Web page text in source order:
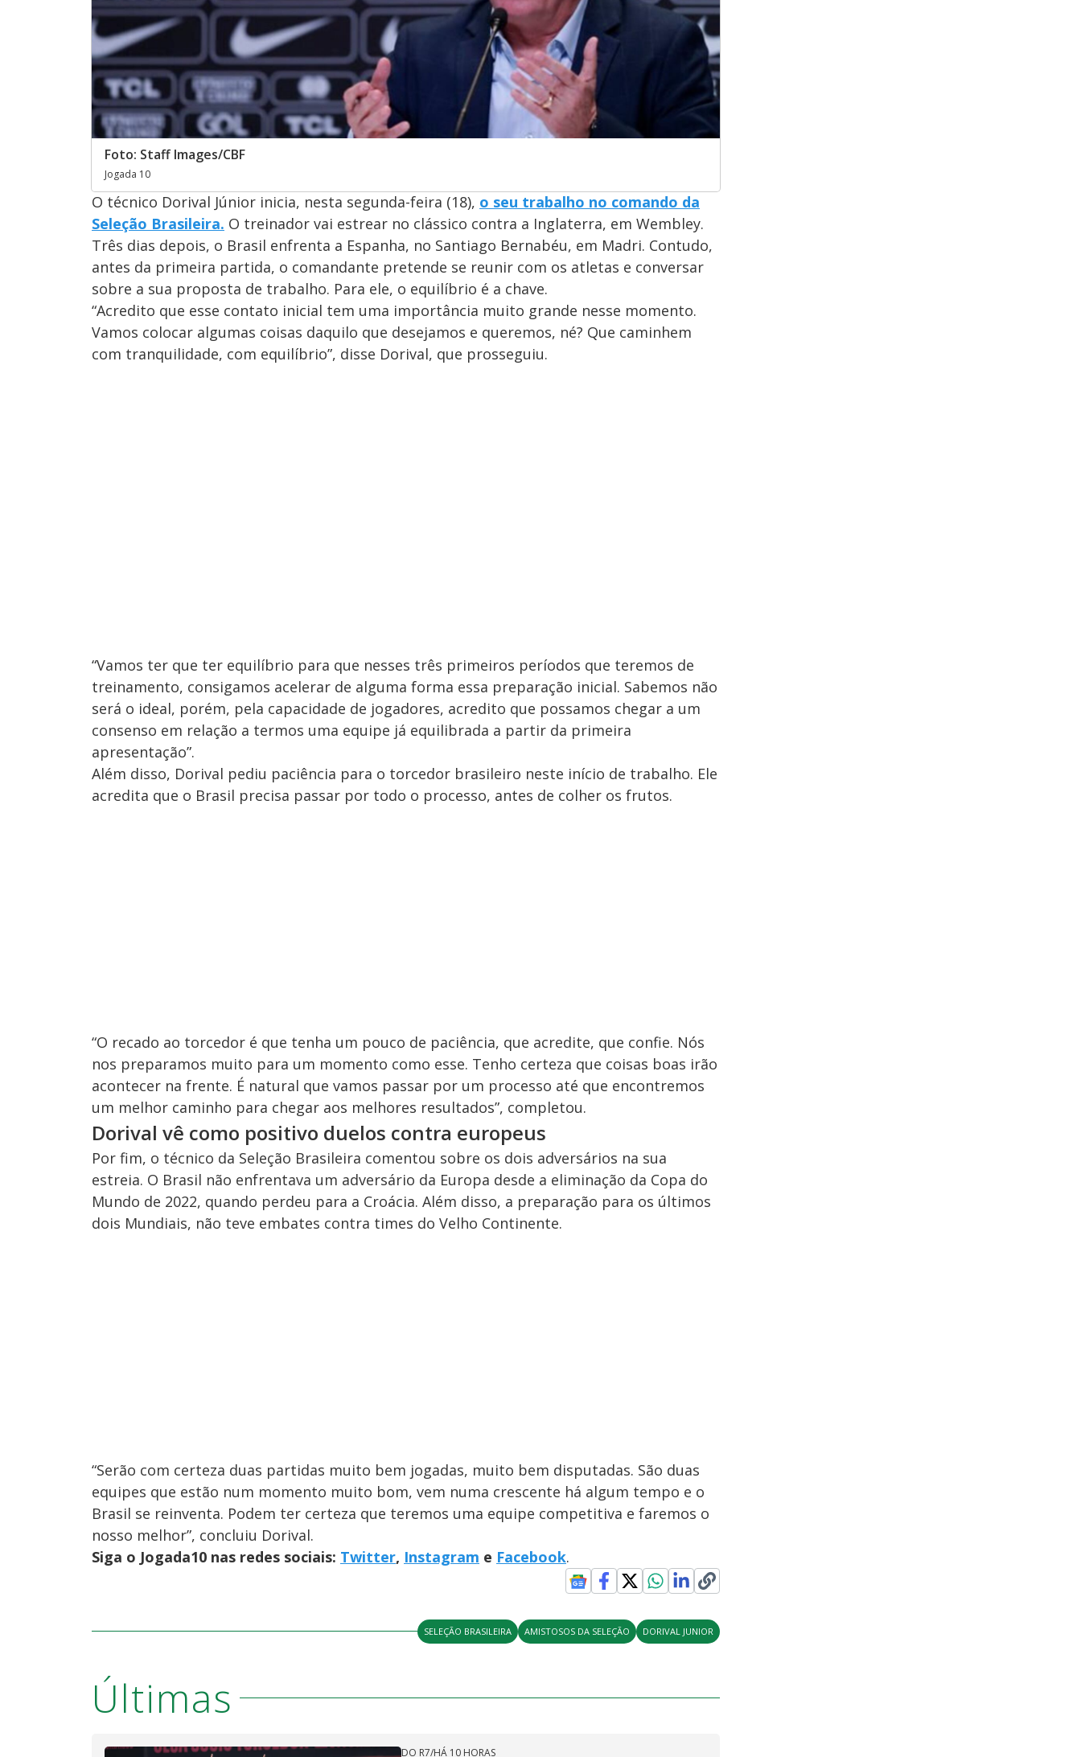
Foto: Staff Images/CBF
Jogada 10
O técnico Dorival Júnior inicia, nesta segunda-feira (18), o seu trabalho no comando da
Seleção Brasileira. O treinador vai estrear no clássico contra a Inglaterra, em Wembley.
Três dias depois, o Brasil enfrenta a Espanha, no Santiago Bernabéu, em Madri. Contudo,
antes da primeira partida, o comandante pretende se reunir com os atletas e conversar
sobre a sua proposta de trabalho. Para ele, o equilíbrio é a chave.
“Acredito que esse contato inicial tem uma importância muito grande nesse momento.
Vamos colocar algumas coisas daquilo que desejamos e queremos, né? Que caminhem
com tranquilidade, com equilíbrio”, disse Dorival, que prosseguiu.
“Vamos ter que ter equilíbrio para que nesses três primeiros períodos que teremos de
treinamento, consigamos acelerar de alguma forma essa preparação inicial. Sabemos não
será o ideal, porém, pela capacidade de jogadores, acredito que possamos chegar a um
consenso em relação a termos uma equipe já equilibrada a partir da primeira
apresentação”.
Além disso, Dorival pediu paciência para o torcedor brasileiro neste início de trabalho. Ele
acredita que o Brasil precisa passar por todo o processo, antes de colher os frutos.
“O recado ao torcedor é que tenha um pouco de paciência, que acredite, que confie. Nós
nos preparamos muito para um momento como esse. Tenho certeza que coisas boas irão
acontecer na frente. É natural que vamos passar por um processo até que encontremos
um melhor caminho para chegar aos melhores resultados”, completou.
Dorival vê como positivo duelos contra europeus
Por fim, o técnico da Seleção Brasileira comentou sobre os dois adversários na sua
estreia. O Brasil não enfrentava um adversário da Europa desde a eliminação da Copa do
Mundo de 2022, quando perdeu para a Croácia. Além disso, a preparação para os últimos
dois Mundiais, não teve embates contra times do Velho Continente.
“Serão com certeza duas partidas muito bem jogadas, muito bem disputadas. São duas
equipes que estão num momento muito bom, vem numa crescente há algum tempo e o
Brasil se reinventa. Podem ter certeza que teremos uma equipe competitiva e faremos o
nosso melhor”, concluiu Dorival.
Siga o Jogada10 nas redes sociais: Twitter, Instagram e Facebook.
SELEÇÃO BRASILEIRA AMISTOSOS DA SELEÇÃO DORIVAL JUNIOR
Últimas
DO R7/HÁ 10 HORAS